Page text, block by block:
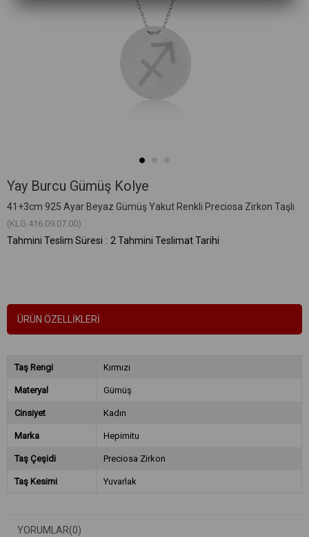
Yay Burcu Gümüş Kolye
41+3cm 925 Ayar Beyaz Gümüş Yakut Renkli Preciosa Zirkon Taşlı
(KLG.416.09.07.00)
Tahmini Teslim Süresi : 2 Tahmini Teslimat Tarihi
ÜRÜN ÖZELLIKLERI
Taş Rengi Kırmızı
Materyal Gümüş
Cinsiyet Kadın
Marka Hepimitu
Taş Çeşidi Preciosa Zirkon
Taş Kesimi Yuvarlak
YORUMLAR(0)